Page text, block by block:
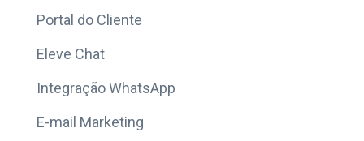
Portal do Cliente
Eleve Chat
Integração WhatsApp
E-mail Marketing